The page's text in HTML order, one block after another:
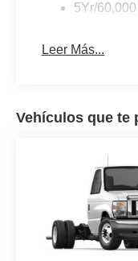
5Yr/
Leer Más...
Vehículos que te